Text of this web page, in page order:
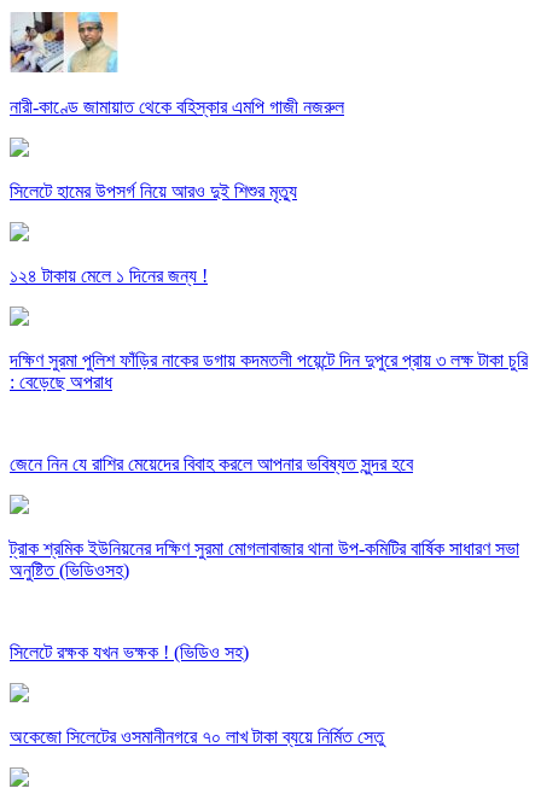
নারী-কাণ্ডে জামায়াত থেকে বহিস্কার এমপি গাজী নজরুল
সিলেটে হামের উপসর্গ নিয়ে আরও দুই শিশুর মৃত্যু
১২৪ টাকায় মেলে ১ দিনের জন্য !
দক্ষিণ সুরমা পুলিশ ফাঁড়ির নাকের ডগায় কদমতলী পয়েন্টে দিন দুপুরে প্রায় ৩ লক্ষ টাকা চুরি
: বেড়েছে অপরাধ
জেনে নিন যে রাশির মেয়েদের বিবাহ করলে আপনার ভবিষ্যত সুন্দর হবে
ট্রাক শ্রমিক ইউনিয়নের দক্ষিণ সুরমা মোগলাবাজার থানা উপ-কমিটির বার্ষিক সাধারণ সভা
অনুষ্টিত (ভিডিওসহ)
সিলেটে রক্ষক যখন ভক্ষক ! (ভিডিও সহ)
অকেজো সিলেটের ওসমানীনগরে ৭০ লাখ টাকা ব্যয়ে নির্মিত সেতু